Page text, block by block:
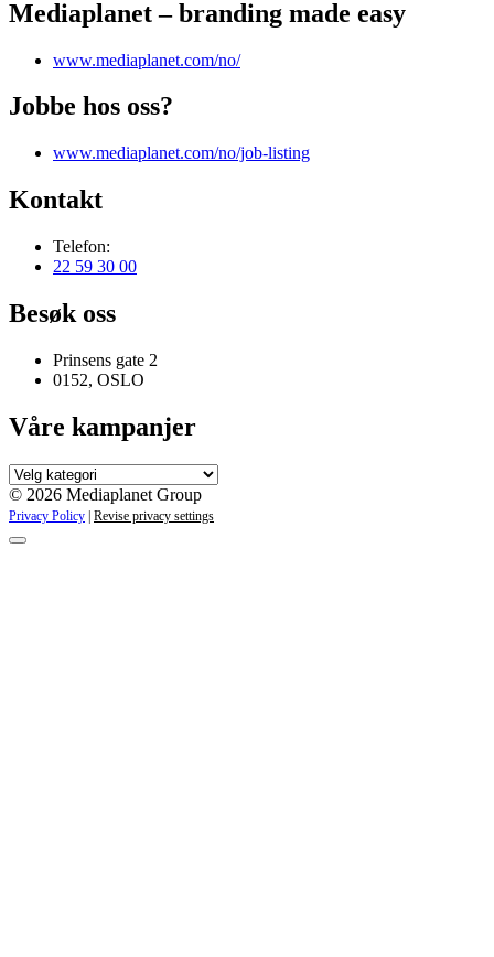
Mediaplanet – branding made easy
www.mediaplanet.com/no/
Jobbe hos oss?
www.mediaplanet.com/no/job-listing
Kontakt
Telefon:
22 59 30 00
Besøk oss
Prinsens gate 2
0152, OSLO
Våre kampanjer
Våre
kampanjer
© 2026 Mediaplanet Group
Privacy Policy | Revise privacy settings